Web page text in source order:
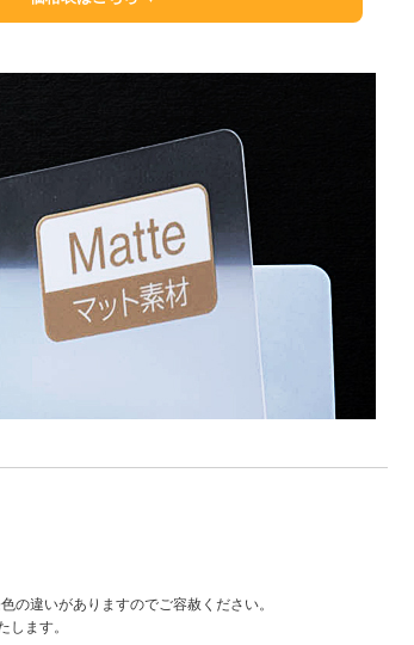
違いがありますのでご容赦ください。
ます。